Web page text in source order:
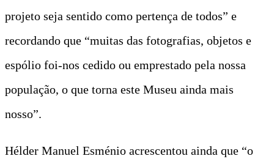
projeto seja sentido como pertença de todos” e
recordando que “muitas das fotografias, objetos e
espólio foi-nos cedido ou emprestado pela nossa
população, o que torna este Museu ainda mais
nosso”.
Hélder Manuel Esménio acrescentou ainda que “o